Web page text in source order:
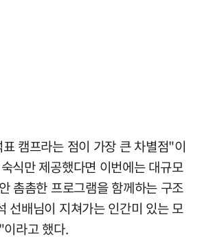
캠프라는 점이 가장 큰 차별점"이
식만 제공했다면 이번에는 대규모
촘촘한 프로그램을 함께하는 구조
선배님이 지쳐가는 인간미 있는 모
라고 했다.